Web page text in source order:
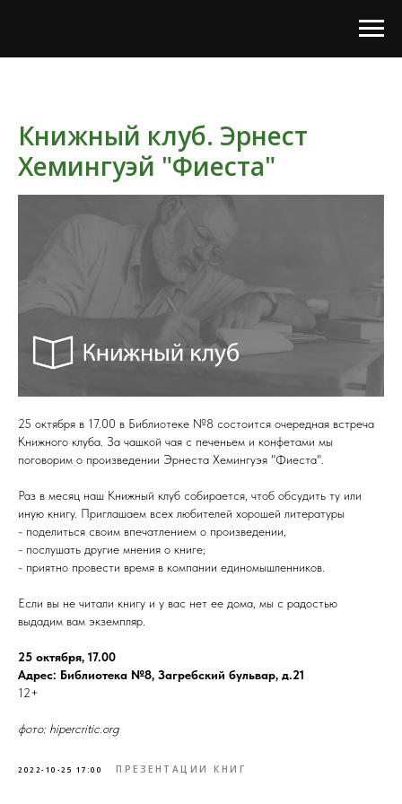
Книжный клуб. Эрнест
Хемингуэй "Фиеста"
25 октября в 17.00 в Библиотеке №8 состоится очередная встреча
Книжного клуба. За чашкой чая с печеньем и конфетами мы
поговорим о произведении Эрнеста Хемингуэя "Фиеста".
Раз в месяц наш Книжный клуб собирается, чтоб обсудить ту или
иную книгу. Приглашаем всех любителей хорошей литературы
- поделиться своим впечатлением о произведении,
- послушать другие мнения о книге;
- приятно провести время в компании единомышленников.
Если вы не читали книгу и у вас нет ее дома, мы с радостью
выдадим вам экземпляр.
25 октября, 17.00
Адрес: Библиотека №8, Загребский бульвар, д.21
12+
фото: hipercritic.org
2022-10-25 17:00 ПРЕЗЕНТАЦИИ КНИГ